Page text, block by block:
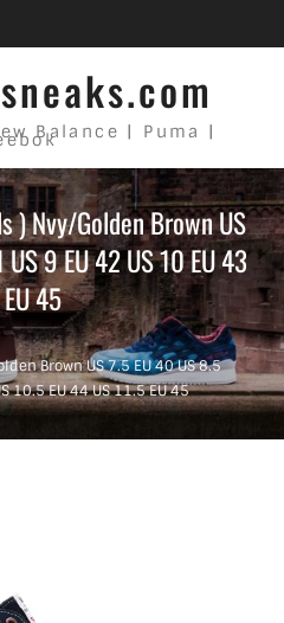
Balance | Puma |
) Nvy/Golden Brown US
9 EU 42 US 10 EU 43
45
Brown US 7.5 EU 40 US 8.5
10.5 EU 44 US 11.5 EU 45